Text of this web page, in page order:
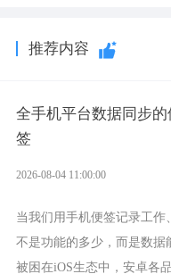
推荐内容
全手机平台数据同步
签
2026-08-04 11:00:00
当我们用手机便签记录工
不是功能的多少，而是数
被困在iOS生态中，安卓各